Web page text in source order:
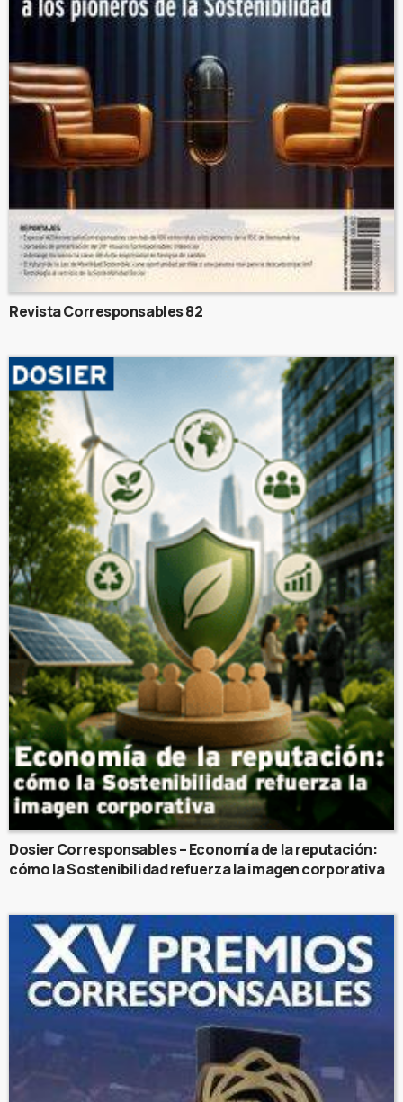
Revista Corresponsables 82
Dosier Corresponsables – Economía de la reputación:
cómo la Sostenibilidad refuerza la imagen corporativa